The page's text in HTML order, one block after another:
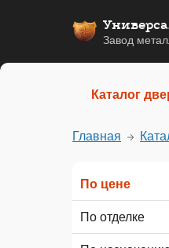
Завод
Каталог
Главная
По цене
По отделке